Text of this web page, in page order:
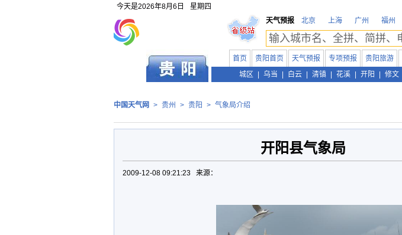
今天是2026年8月6日 星期四
天气预报
北京 上海 广州 福州
首页 贵阳首页 天气预报 专项预报 贵阳旅游
城区
乌当 白云 清镇 花溪 开阳 修文
中国天气网 > 贵州 > 贵阳 > 气象局介绍
开阳县气象局
2009-12-08 09:21:23 来源：